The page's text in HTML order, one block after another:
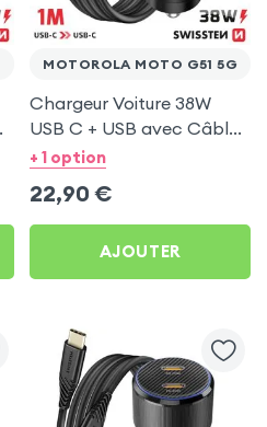
MOTOROLA MOTO G51 5G
Chargeur Voiture 38W
USB C + USB avec Câble
type C Swissten pour
+ 1 option
22,90 €
AJOUTER